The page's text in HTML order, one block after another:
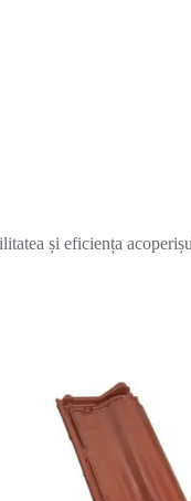
și eficiența